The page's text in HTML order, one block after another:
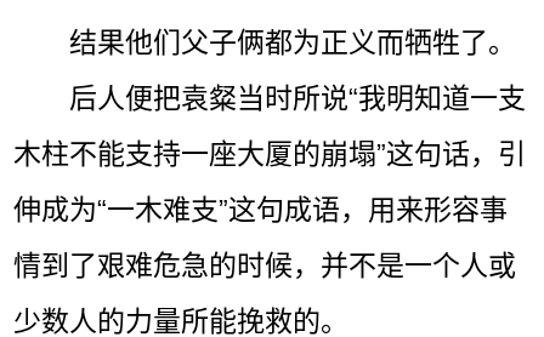
结果他们父子俩都为正义而牺牲了。
后人便把袁粲当时所说“我明知道一支
木柱不能支持一座大厦的崩塌”这句话，引
伸成为“一木难支”这句成语，用来形容事
情到了艰难危急的时候，并不是一个人或
少数人的力量所能挽救的。